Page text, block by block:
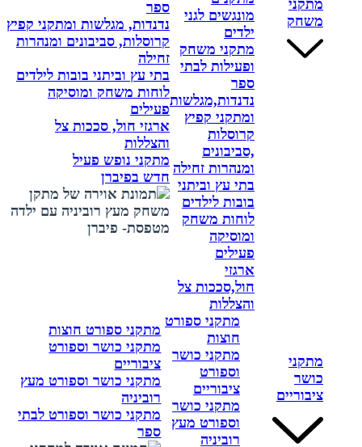
מתקני
משחק
מונגשים לגני
ילדים
מתקני משחק
ופעילות לבתי
ספר
נדנדות,מגלשות
ומתקני קפיץ
קרוסלות
,סביבונים
ומנהרות זחילה
בתי עץ וביתני
בובות לילדים
לוחות משחק
ומוסיקה
פעילים
ארגזי
חול,סככות צל
והצללות
ספר
נדנדות, מגלשות ומתקני קפיץ
קרוסלות, סביבונים ומנהרות
זחילה
בתי עץ וביתני בובות לילדים
לוחות משחק ומוסיקה
פעילים
ארגזי חול, סככות צל
והצללות
מתקני נופש פעיל
חדש בפיברן
מתקני
כושר
ציבוריים
מתקני ספורט
חוצות
מתקני כושר
וספורט
ציבוריים
מתקני כושר
וספורט מעץ
רוביניה
מתקני ספורט חוצות
מתקני כושר וספורט
ציבוריים
מתקני כושר וספורט מעץ
רוביניה
מתקני כושר וספורט לבתי
ספר